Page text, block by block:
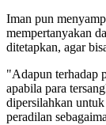
Iman pun
mempertanyakan
ditetapkan, agar
"Adapun terhadap
apabila para
dipersilahkan
peradilan